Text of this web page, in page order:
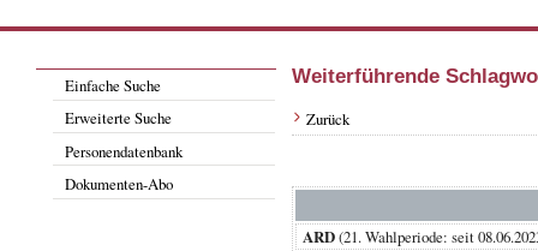
Einfache Suche
Erweiterte Suche
Personendatenbank
Dokumenten-Abo
Weiterführende
Zurück
ARD(21. Wahlperiode: seit